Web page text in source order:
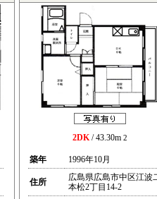
2DK/ 43.30m 2
築年 1996年10月
住所
広島県広島市中区江波
本松2丁目14-2